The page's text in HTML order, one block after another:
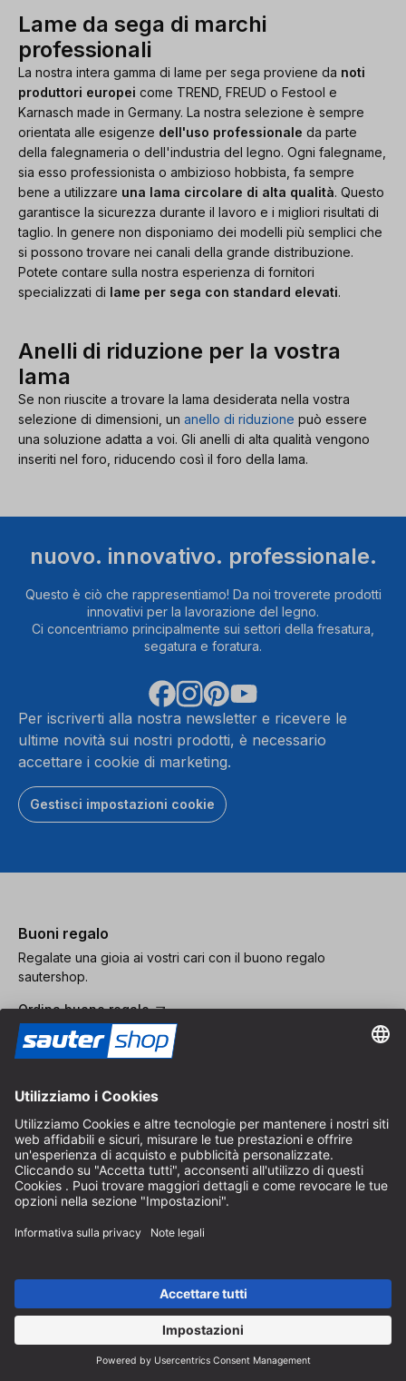
Lame da sega di marchi
professionali
La nostra intera gamma di lame per sega proviene da noti
produttori europei come TREND, FREUD o Festool e
Karnasch made in Germany. La nostra selezione è sempre
orientata alle esigenze dell'uso professionale da parte
della falegnameria o dell'industria del legno. Ogni falegname,
sia esso professionista o ambizioso hobbista, fa sempre
bene a utilizzare una lama circolare di alta qualità. Questo
garantisce la sicurezza durante il lavoro e i migliori risultati di
taglio. In genere non disponiamo dei modelli più semplici che
si possono trovare nei canali della grande distribuzione.
Potete contare sulla nostra esperienza di fornitori
specializzati di lame per sega con standard elevati.
Anelli di riduzione per la vostra
lama
Se non riuscite a trovare la lama desiderata nella vostra
selezione di dimensioni, un anello di riduzione può essere
una soluzione adatta a voi. Gli anelli di alta qualità vengono
inseriti nel foro, riducendo così il foro della lama.
nuovo. innovativo. professionale.
Questo è ciò che rappresentiamo! Da noi troverete prodotti
innovativi per la lavorazione del legno.
Ci concentriamo principalmente sui settori della fresatura,
segatura e foratura.
Per iscriverti alla nostra newsletter e ricevere le
ultime novità sui nostri prodotti, è necessario
accettare i cookie di marketing.
Gestisci impostazioni cookie
Buoni regalo
Regalate una gioia ai vostri cari con il buono regalo
sautershop.
Ordina buono regalo
Ordinate gratuitamente il catalogo sautershop e scoprite la
nostra gamma completa.
Ordina catalogo
Pagamento